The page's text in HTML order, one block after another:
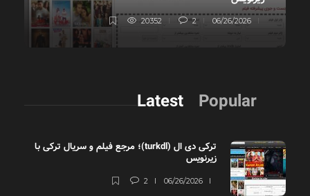
06/26/2026
2
20352
Latest Popular
ترکی دی ال (turkdl)؛ مرجع فیلم و سریال ترکی با
زیرنویس
06/26/2026
2